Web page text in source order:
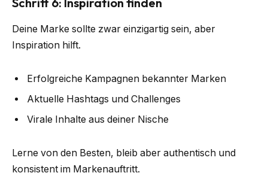
Deine Marke sollte zwar einzigartig sein, aber
Inspiration hilft.
Erfolgreiche Kampagnen bekannter Marken
Aktuelle Hashtags und Challenges
Virale Inhalte aus deiner Nische
Lerne von den Besten, bleib aber authentisch und
konsistent im Markenauftritt.